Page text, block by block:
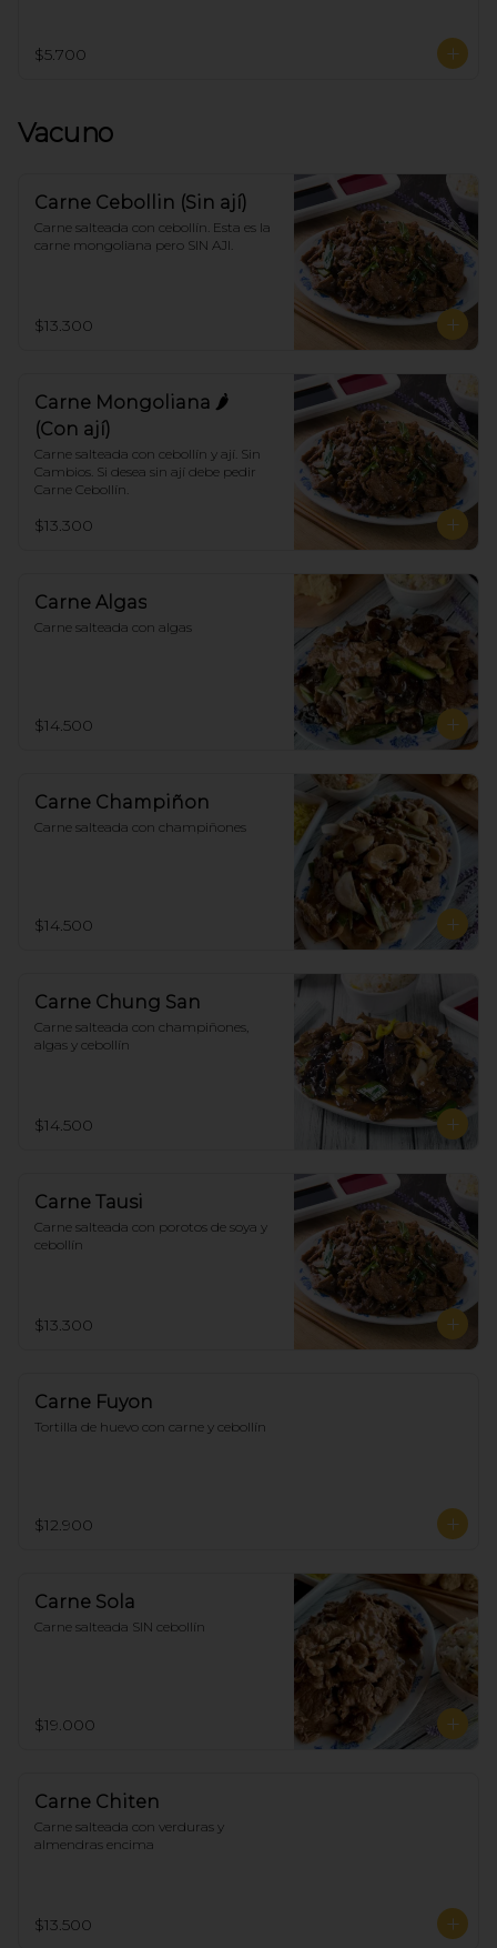
$5.700
Vacuno
Carne Cebollin (Sin ají)
Carne salteada con cebollín. Esta es la
carne mongoliana pero SIN AJI.
$13.300
Carne Mongoliana 🌶
(Con ají)
Carne salteada con cebollín y ají. Sin
Cambios. Si desea sin ají debe pedir
Carne Cebollín.
$13.300
Carne Algas
Carne salteada con algas
$14.500
Carne Champiñon
Carne salteada con champiñones
$14.500
Carne Chung San
Carne salteada con champiñones,
algas y cebollín
$14.500
Carne Tausi
Carne salteada con porotos de soya y
cebollín
$13.300
Carne Fuyon
Tortilla de huevo con carne y cebollín
$12.900
Carne Sola
Carne salteada SIN cebollín
$19.000
Carne Chiten
Carne salteada con verduras y
almendras encima
$13.500